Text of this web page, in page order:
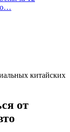
китайских
от